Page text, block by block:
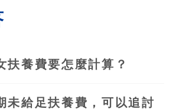
扶養費要怎麼計算？
未給足扶養費，可以追討